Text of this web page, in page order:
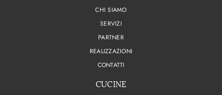
CHI SIAMO
SERVIZI
PARTNER
REALIZZAZIONI
CONTATTI
CUCINE